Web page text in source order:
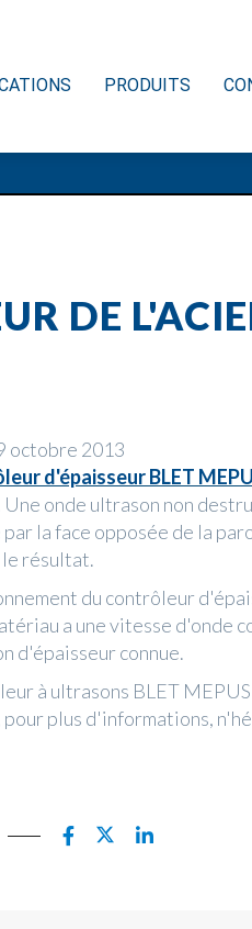
PRODUITS
DE
octobre 2013
d'épaisseur BLET
Une onde ultrason non
la face opposée de la
résultat.
du contrôleur
a une vitesse d'onde
d'épaisseur connue.
à ultrasons BLET
pour plus d'informations,